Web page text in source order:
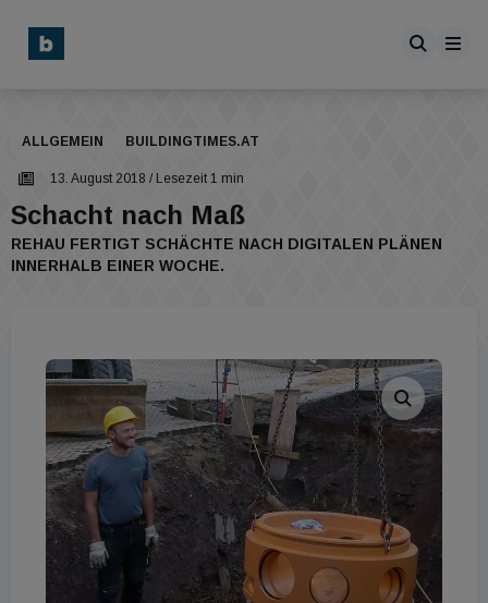
ALLGEMEIN BUILDINGTIMES.AT
13. August 2018 / Lesezeit 1 min
Schacht nach Maß
REHAU FERTIGT SCHÄCHTE NACH DIGITALEN PLÄNEN
INNERHALB EINER WOCHE.